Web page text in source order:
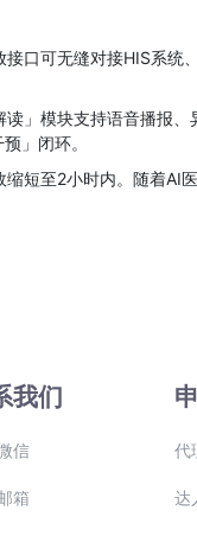
口可无缝对接HIS系统
」模块支持语音播报
」闭环。
短至2小时内。随着AI
我们
信
箱
代
达